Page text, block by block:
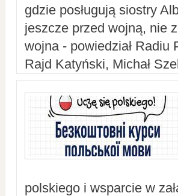
gdzie posługują siostry
jeszcze przed wojną, nie
wojna - powiedział
Rajd Katyński, Michał
polskiego i wsparcie w